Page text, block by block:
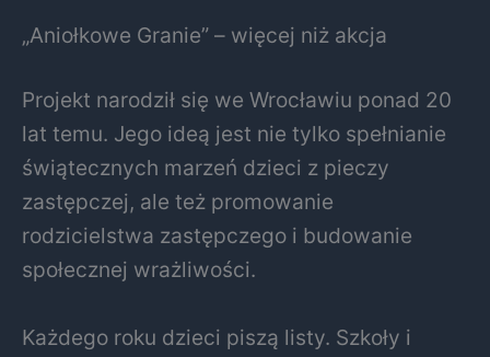
„Aniołkowe Granie” – więcej niż akcja
Projekt narodził się we Wrocławiu ponad 20
lat temu. Jego ideą jest nie tylko spełnianie
świątecznych marzeń dzieci z pieczy
zastępczej, ale też promowanie
rodzicielstwa zastępczego i budowanie
społecznej wrażliwości.
Każdego roku dzieci piszą listy. Szkoły i